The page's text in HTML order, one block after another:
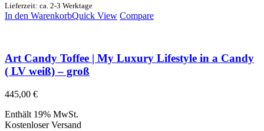
Lieferzeit: ca. 2-3 Werktage
In den WarenkorbQuick View Compare
Art Candy Toffee | My Luxury Lifestyle in a Candy
( LV weiß) – groß
445,00 €
Enthält 19% MwSt.
Kostenloser Versand